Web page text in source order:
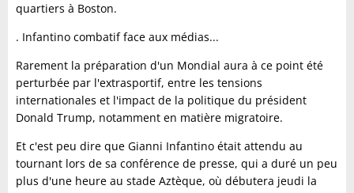
quartiers à Boston.
. Infantino combatif face aux médias...
Rarement la préparation d'un Mondial aura à ce point été
perturbée par l'extrasportif, entre les tensions
internationales et l'impact de la politique du président
Donald Trump, notamment en matière migratoire.
Et c'est peu dire que Gianni Infantino était attendu au
tournant lors de sa conférence de presse, qui a duré un peu
plus d'une heure au stade Aztèque, où débutera jeudi la